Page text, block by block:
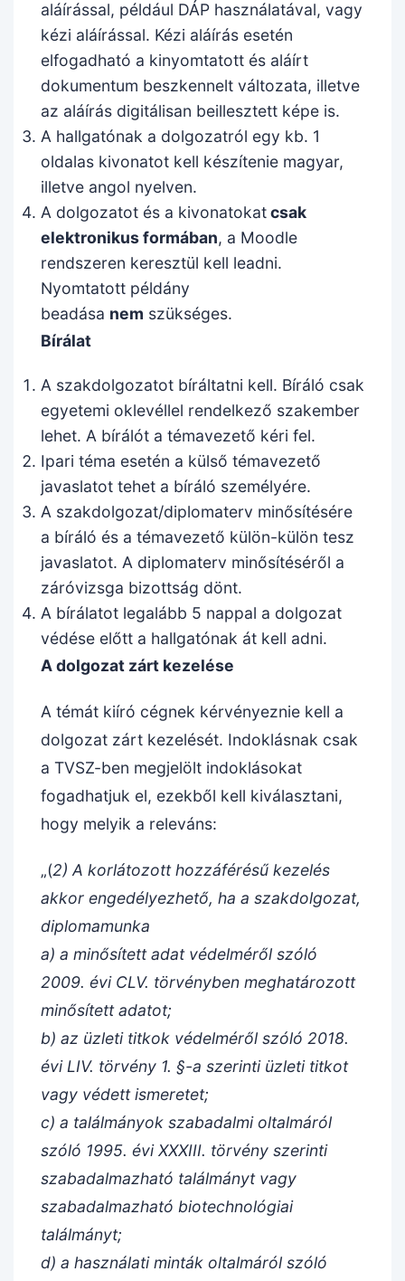
aláírással, például DÁP használatával, vagy
kézi aláírással. Kézi aláírás esetén
elfogadható a kinyomtatott és aláírt
dokumentum beszkennelt változata, illetve
az aláírás digitálisan beillesztett képe is.
A hallgatónak a dolgozatról egy kb. 1
oldalas kivonatot kell készítenie magyar,
illetve angol nyelven.
A dolgozatot és a kivonatokatcsak
elektronikus formában, a Moodle
rendszeren keresztül kell leadni.
Nyomtatott példány
beadása nem szükséges.
Bírálat
A szakdolgozatot bíráltatni kell. Bíráló csak
egyetemi oklevéllel rendelkező szakember
lehet. A bírálót a témavezető kéri fel.
Ipari téma esetén a külső témavezető
javaslatot tehet a bíráló személyére.
A szakdolgozat/diplomaterv minősítésére
a bíráló és a témavezető külön-külön tesz
javaslatot. A diplomaterv minősítéséről a
záróvizsga bizottság dönt.
A bírálatot legalább 5 nappal a dolgozat
védése előtt a hallgatónak át kell adni.
A dolgozat zárt kezelése
A témát kiíró cégnek kérvényeznie kell a
dolgozat zárt kezelését. Indoklásnak csak
a TVSZ-ben megjelölt indoklásokat
fogadhatjuk el, ezekből kell kiválasztani,
hogy melyik a releváns:
„(2) A korlátozott hozzáférésű kezelés
akkor engedélyezhető, ha a szakdolgozat,
diplomamunka
a) a minősített adat védelméről szóló
2009. évi CLV. törvényben meghatározott
minősített adatot;
b) az üzleti titkok védelméről szóló 2018.
évi LIV. törvény 1. §-a szerinti üzleti titkot
vagy védett ismeretet;
c) a találmányok szabadalmi oltalmáról
szóló 1995. évi XXXIII. törvény szerinti
szabadalmazható találmányt vagy
szabadalmazható biotechnológiai
találmányt;
d) a használati minták oltalmáról szóló